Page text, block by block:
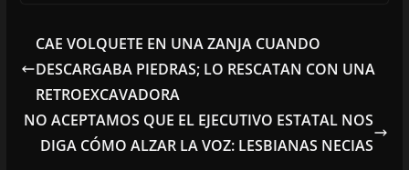
CAE VOLQUETE EN UNA ZANJA CUANDO
DESCARGABA PIEDRAS; LO RESCATAN CON UNA
RETROEXCAVADORA
NO ACEPTAMOS QUE EL EJECUTIVO ESTATAL NOS
DIGA CÓMO ALZAR LA VOZ: LESBIANAS NECIAS